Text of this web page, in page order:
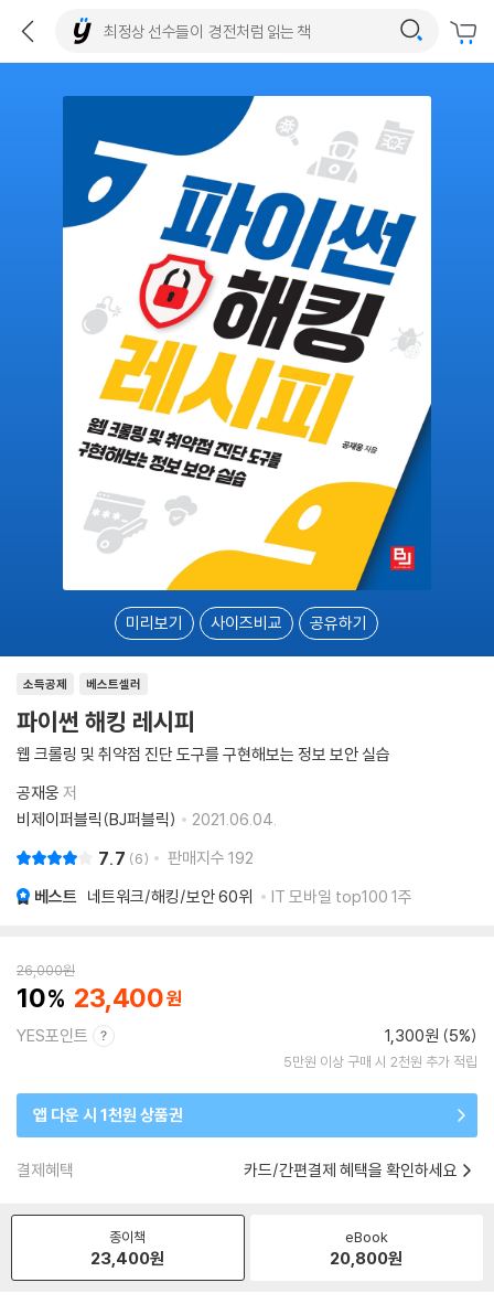
미리보기 사이즈비교 공유하기
소득공제 베스트셀러
파이썬 해킹 레시피
웹 크롤링 및 취약점 진단 도구를 구현해보는 정보 보안 실습
공재웅 저
비제이퍼블릭(BJ퍼블릭)
2021.06.04.
7.7 6 판매지수 192
베스트 네트워크/해킹/보안60위 IT 모바일 top100 1주
26,000원
10 23,400
YES포인트 1,300원 (5%)
5만원 이상 구매 시 2천원 추가 적립
앱 다운 시 1천원 상품권
결제혜택 카드/간편결제 혜택을 확인하세요
종이책
23,400원
eBook
20,800원